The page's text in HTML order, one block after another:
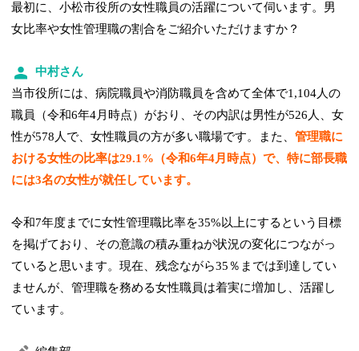
最初に、小松市役所の女性職員の活躍について伺います。男
女比率や女性管理職の割合をご紹介いただけますか？
中村さん
当市役所には、病院職員や消防職員を含めて全体で1,104人の
職員（令和6年4月時点）がおり、その内訳は男性が526人、女
性が578人で、女性職員の方が多い職場です。また、管理職に
おける女性の比率は29.1%（令和6年4月時点）で、特に部長職
には3名の女性が就任しています。
令和7年度までに女性管理職比率を35%以上にするという目標
を掲げており、その意識の積み重ねが状況の変化につながっ
ていると思います。現在、残念ながら35％までは到達してい
ませんが、管理職を務める女性職員は着実に増加し、活躍し
ています。